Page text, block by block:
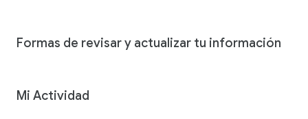
Formas de revisar y actualizar tu información
Mi Actividad